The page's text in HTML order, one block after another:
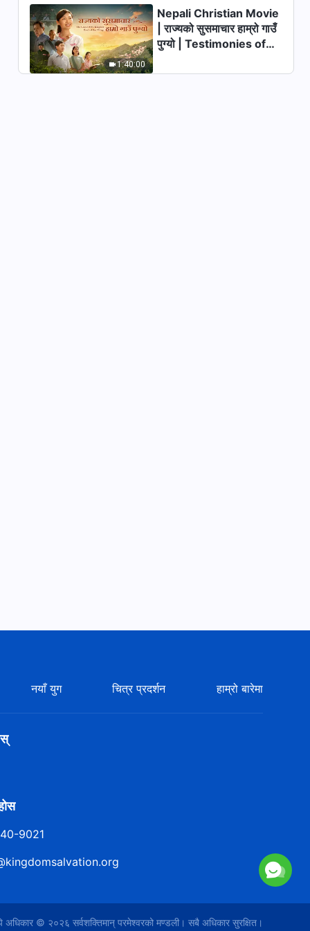
1:40:00
Nepali Christian Movie
| राज्यको सुसमाचार हाम्रो गाउँ
पुग्यो | Testimonies of
the Lord's Return
नयाँ युग चित्र प्रदर्शन हाम्रो बारेमा
9021
अधिकार © २०२६ सर्वशक्तिमान्‌ परमेश्‍वरको मण्डली । सबै अधिकार सुरक्षित।